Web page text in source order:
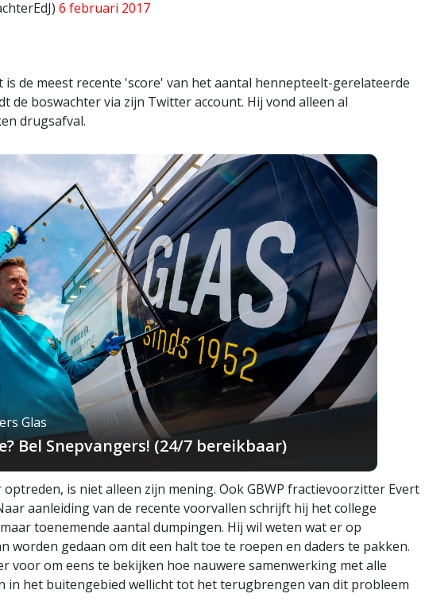
6 februari 2017
is de meest recente 'score' van het aantal hennepteelt-gerelateerde
de boswachter via zijn Twitter account. Hij vond alleen al
drugsafval.
Glas
Bel Snepvangers! (24/7 bereikbaar)
is niet alleen zijn mening. Ook GBWP fractievoorzitter Evert
aanleiding van de recente voorvallen schrijft hij het college
toenemende aantal dumpingen. Hij wil weten wat er op
worden gedaan om dit een halt toe te roepen en daders te pakken.
voor om eens te bekijken hoe nauwere samenwerking met alle
in het buitengebied wellicht tot het terugbrengen van dit probleem